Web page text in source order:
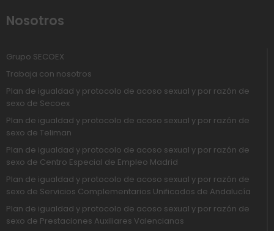
Nosotros
Grupo SECOEX
Trabaja con nosotros
Plan de igualdad y protocolo de acoso sexual y por razón de
sexo de Secoex
Plan de igualdad y protocolo de acoso sexual y por razón de
sexo de Teliman
Plan de igualdad y protocolo de acoso sexual y por razón de
sexo de Centro Especial de Empleo Madrid
Plan de igualdad y protocolo de acoso sexual y por razón de
sexo de Servicios Complementarios Unificados de Andalucía
Plan de igualdad y protocolo de acoso sexual y por razón de
sexo de Prestaciones Auxiliares Valencianas